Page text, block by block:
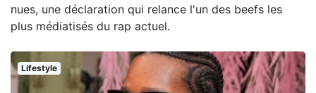
nues, une déclaration qui relance l'un des beefs les
plus médiatisés du rap actuel.
Lifestyle